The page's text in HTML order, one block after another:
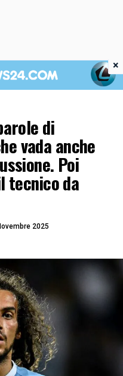
di
vada anche
Poi
tecnico da
2025
×